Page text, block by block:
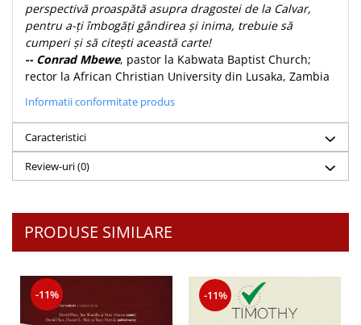
perspectivă proaspătă asupra dragostei de la Calvar,
pentru a-ți îmbogăți gândirea și inima, trebuie să
cumperi și să citești această carte!
-- Conrad Mbewe, pastor la Kabwata Baptist Church;
rector la African Christian University din Lusaka, Zambia
Informatii conformitate produs
Caracteristici
Review-uri(0)
PRODUSE SIMILARE
-11% -11%